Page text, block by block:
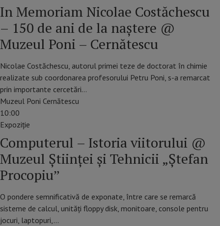
In Memoriam Nicolae Costăchescu
– 150 de ani de la naștere @
Muzeul Poni – Cernătescu
Nicolae Costăchescu, autorul primei teze de doctorat în chimie
realizate sub coordonarea profesorului Petru Poni, s-a remarcat
prin importante cercetări…
Muzeul Poni Cernătescu
10:00
Expoziție
Computerul – Istoria viitorului @
Muzeul Științei și Tehnicii „Ștefan
Procopiuˮ
O pondere semnificativă de exponate, între care se remarcă
sisteme de calcul, unități floppy disk, monitoare, console pentru
jocuri, laptopuri,…